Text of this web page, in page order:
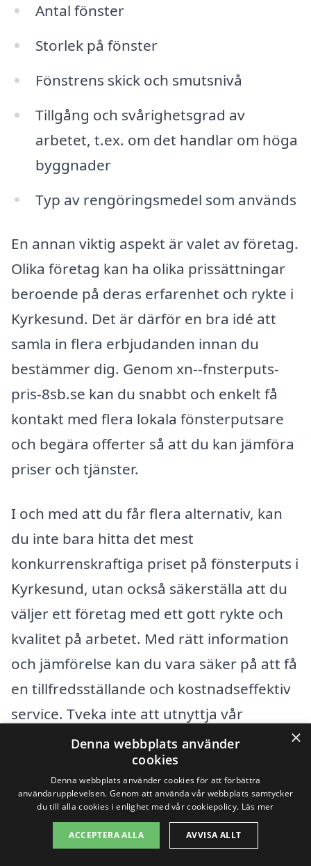
Antal fönster
Storlek på fönster
Fönstrens skick och smutsnivå
Tillgång och svårighetsgrad av
arbetet, t.ex. om det handlar om höga
byggnader
Typ av rengöringsmedel som används
En annan viktig aspekt är valet av företag.
Olika företag kan ha olika prissättningar
beroende på deras erfarenhet och rykte i
Kyrkesund. Det är därför en bra idé att
samla in flera erbjudanden innan du
bestämmer dig. Genom xn--fnsterputs-
pris-8sb.se kan du snabbt och enkelt få
kontakt med flera lokala fönsterputsare
och begära offerter så att du kan jämföra
priser och tjänster.
I och med att du får flera alternativ, kan
du inte bara hitta det mest
konkurrenskraftiga priset på fönsterputs i
Kyrkesund, utan också säkerställa att du
väljer ett företag med ett gott rykte och
kvalitet på arbetet. Med rätt information
och jämförelse kan du vara säker på att få
en tillfredsställande och kostnadseffektiv
service. Tveka inte att utnyttja vår
plattform för att få de bästa alternativen
till fönsterputsning i din närhet.
Få 3 erbjudanden, gratis och utan
förpliktelser
×
Denna webbplats använder
cookies
Denna webbplats använder cookies för att förbättra
användarupplevelsen. Genom att använda vår webbplats samtycker
du till alla cookies i enlighet med vår cookiepolicy. Läs mer
ACCEPTERA ALLA AVVISA ALLT